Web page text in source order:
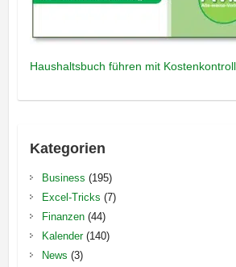
Haushaltsbuch führen mit
Kategorien
Business (195)
Excel-Tricks (7)
Finanzen(44)
Kalender(140)
News (3)